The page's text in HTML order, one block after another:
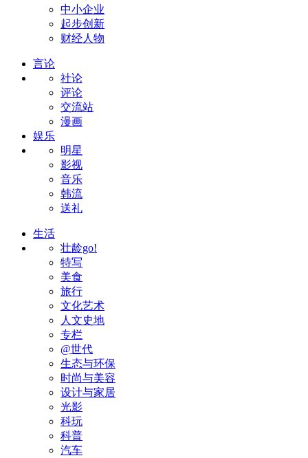
中小企业
起步创新
财经人物
言论
社论
评论
交流站
漫画
娱乐
明星
影视
音乐
韩流
送礼
生活
壮龄go!
特写
美食
旅行
文化艺术
人文史地
专栏
@世代
生态与环保
时尚与美容
设计与家居
光影
科玩
科普
汽车